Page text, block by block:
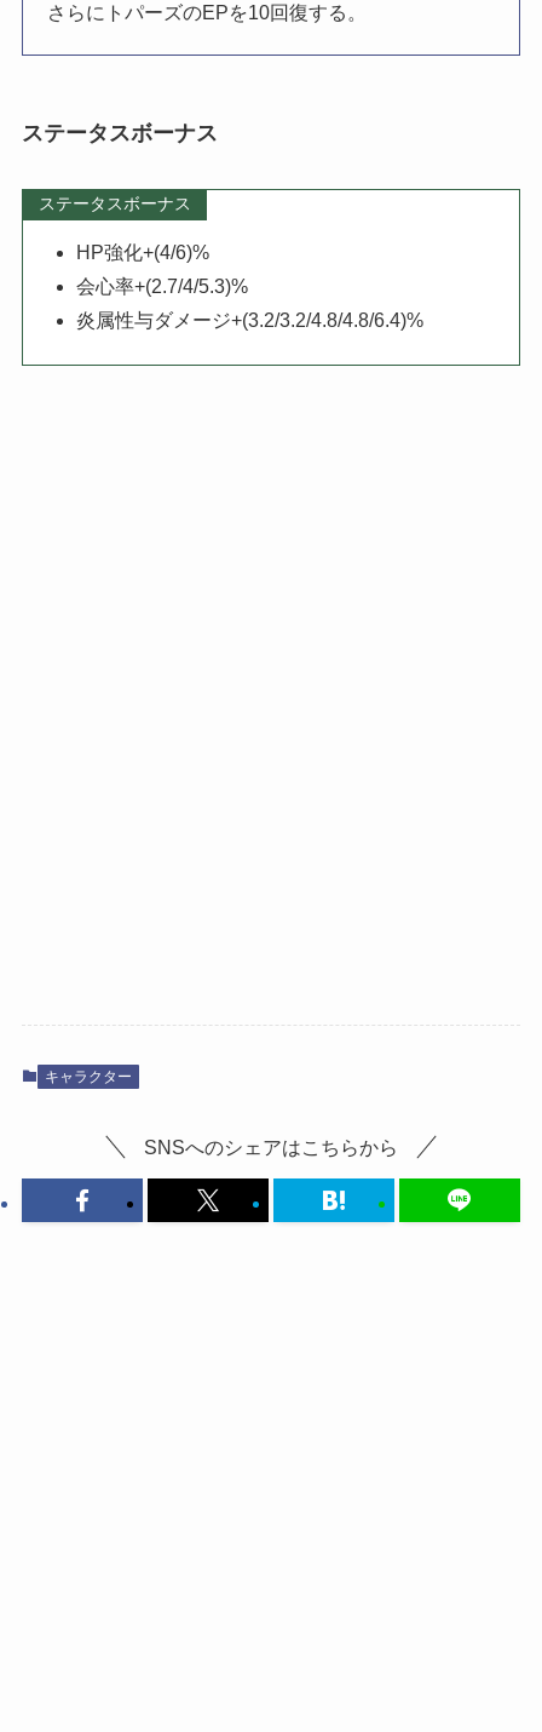
さらにトパーズのEPを10回復する。
ステータスボーナス
ステータスボーナス
HP強化+(4/6)%
会心率+(2.7/4/5.3)%
炎属性与ダメージ+(3.2/3.2/4.8/4.8/6.4)%
キャラクター
SNSへのシェアはこちらから